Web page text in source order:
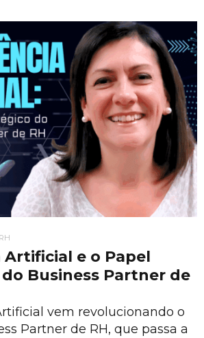
e o Papel
Business Partner de
vem revolucionando o
Partner de RH, que passa a